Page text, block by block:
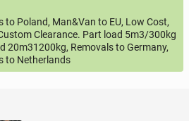
to Poland, Man&Van to EU, Low Cost,
Clearance. Part load 5m3/300kg
20m31200kg, Removals to Germany,
to Netherlands